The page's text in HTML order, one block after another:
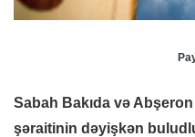
Sabah Bakıda və
şəraitinin dəyişkən